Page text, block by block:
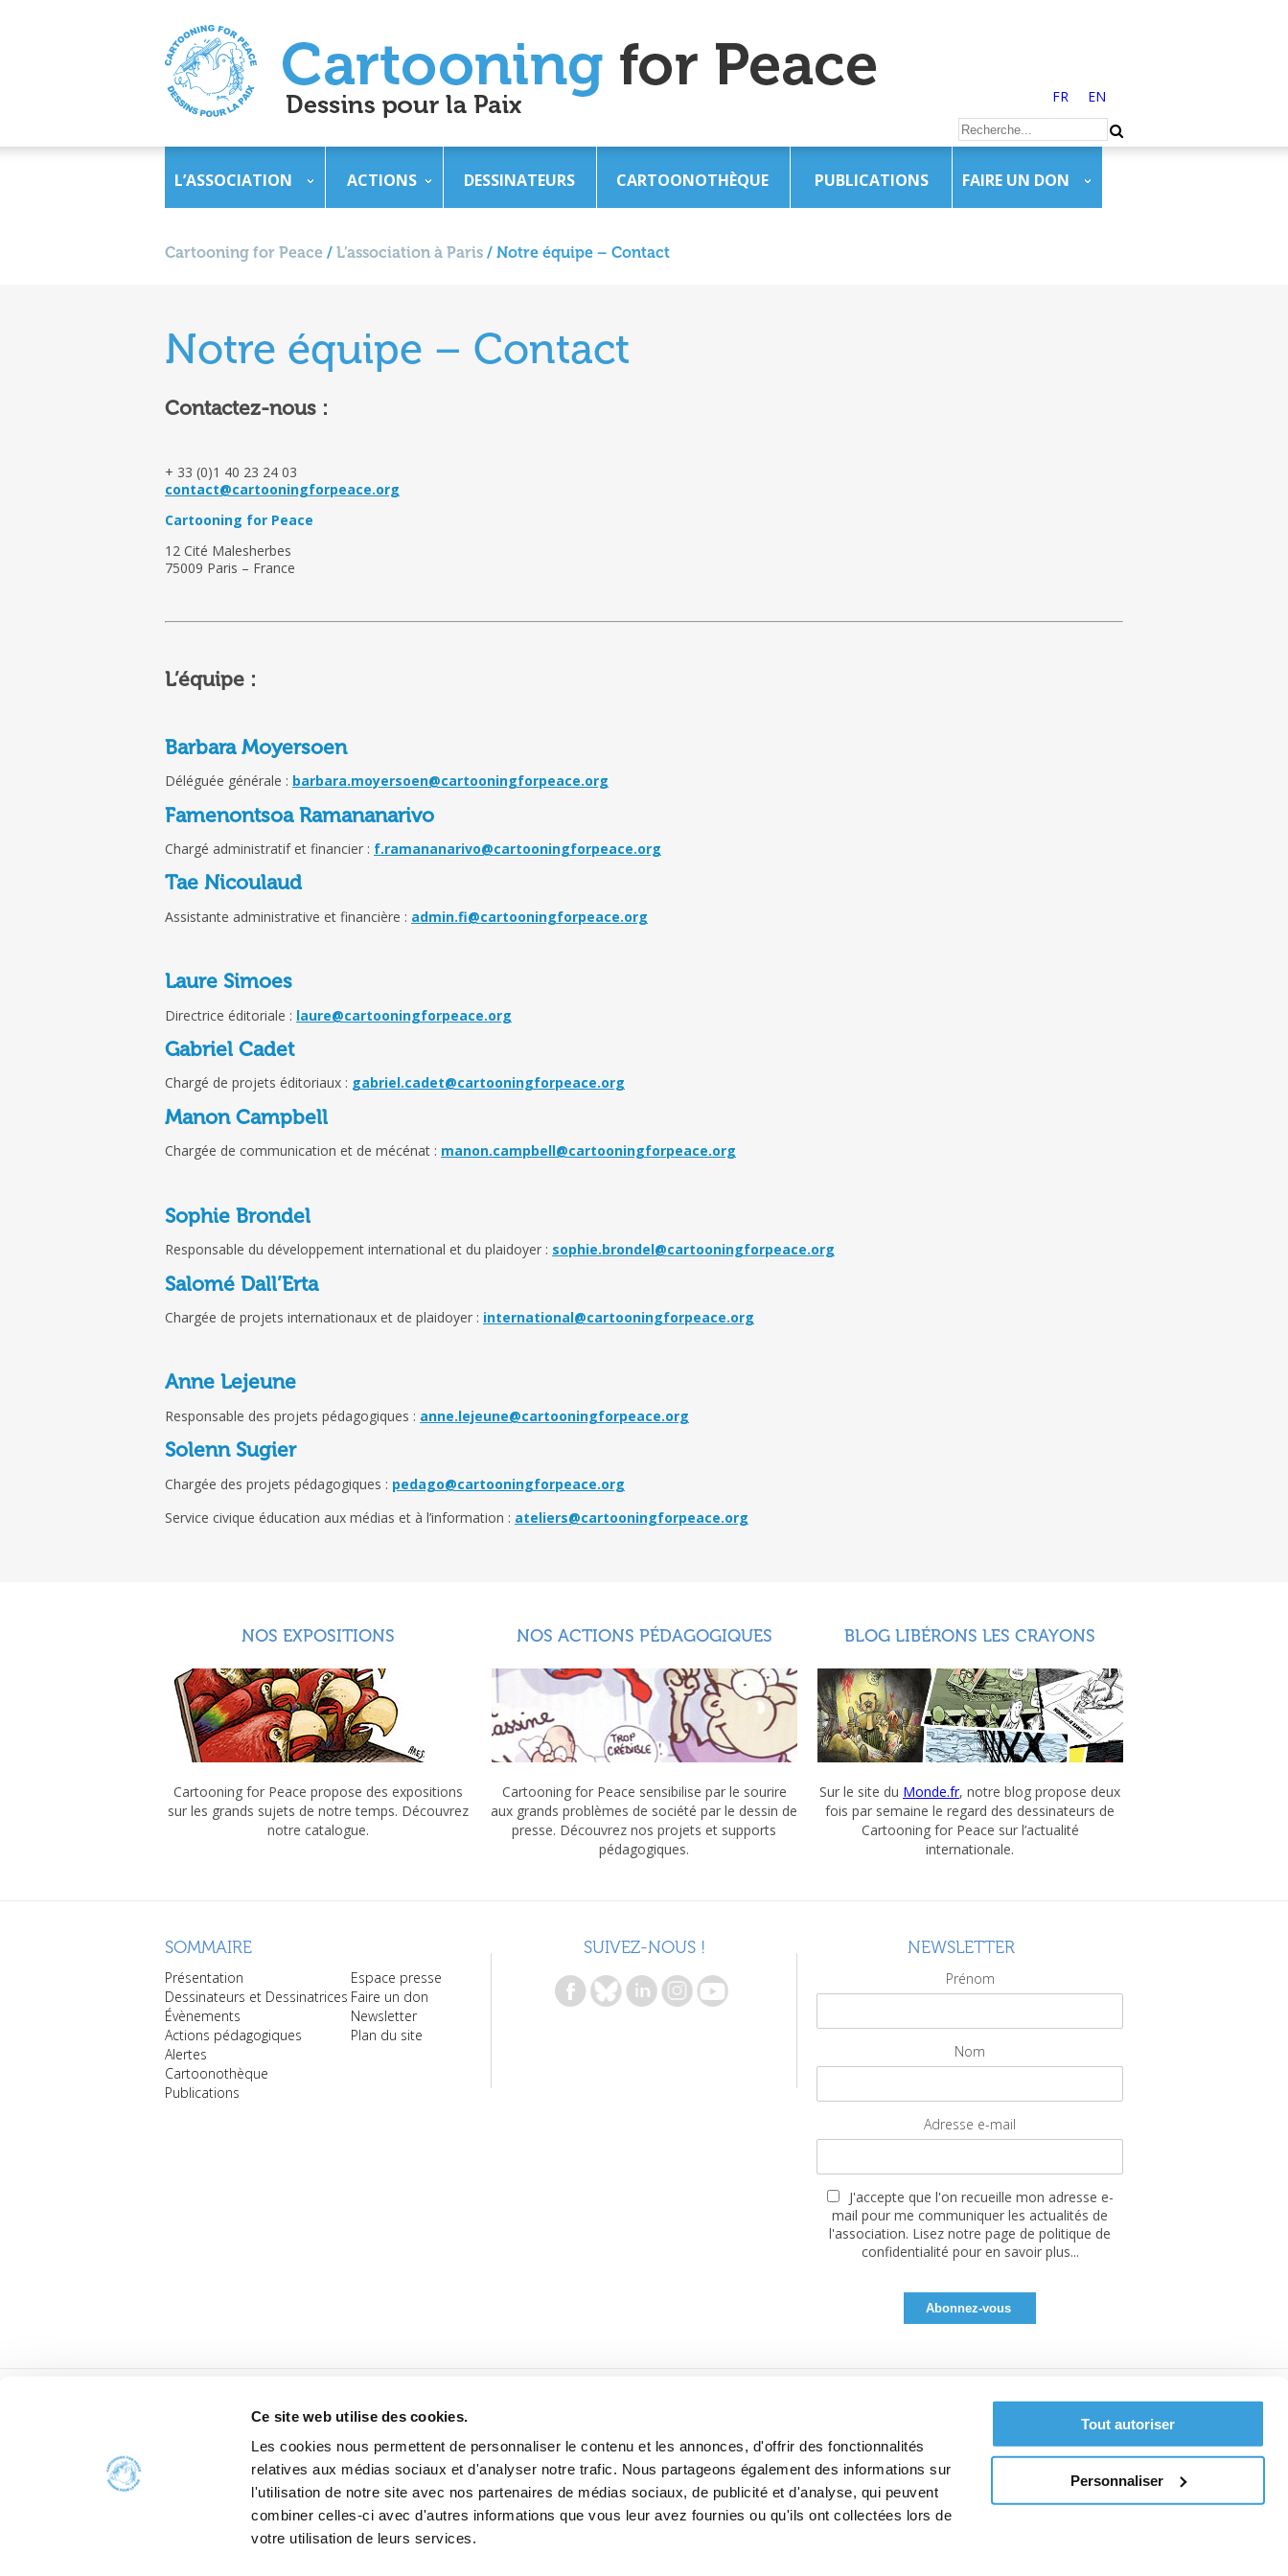
Ce site web utilise des cookies.
Les cookies nous permettent de personnaliser le contenu et les annonces, d'offrir des fonctionnalités
relatives aux médias sociaux et d'analyser notre trafic. Nous partageons également des informations sur
l'utilisation de notre site avec nos partenaires de médias sociaux, de publicité et d'analyse, qui peuvent
combiner celles-ci avec d'autres informations que vous leur avez fournies ou qu'ils ont collectées lors de
votre utilisation de leurs services.
Tout autoriser
Personnaliser
FR EN
L’ASSOCIATION ACTIONS DESSINATEURS CARTOONOTHÈQUE PUBLICATIONS FAIRE UN DON
Cartooning for Peace / L’association à Paris / Notre équipe – Contact
Notre équipe – Contact
Contactez-nous :
+ 33 (0)1 40 23 24 03
contact@cartooningforpeace.org
Cartooning for Peace
12 Cité Malesherbes
75009 Paris – France
L’équipe :
Barbara Moyersoen
Déléguée générale : barbara.moyersoen@cartooningforpeace.org
Famenontsoa Ramananarivo
Chargé administratif et financier : f.ramananarivo@cartooningforpeace.org
Tae Nicoulaud
Assistante administrative et financière : admin.fi@cartooningforpeace.org
Laure Simoes
Directrice éditoriale : laure@cartooningforpeace.org
Gabriel Cadet
Chargé de projets éditoriaux : gabriel.cadet@cartooningforpeace.org
Manon Campbell
Chargée de communication et de mécénat : manon.campbell@cartooningforpeace.org
Sophie Brondel
Responsable du développement international et du plaidoyer : sophie.brondel@cartooningforpeace.org
Salomé Dall’Erta
Chargée de projets internationaux et de plaidoyer : international@cartooningforpeace.org
Anne Lejeune
Responsable des projets pédagogiques : anne.lejeune@cartooningforpeace.org
Solenn Sugier
Chargée des projets pédagogiques : pedago@cartooningforpeace.org
Service civique éducation aux médias et à l’information : ateliers@cartooningforpeace.org
NOS EXPOSITIONS
Cartooning for Peace propose des expositions
sur les grands sujets de notre temps. Découvrez
notre catalogue.
NOS ACTIONS PÉDAGOGIQUES
Cartooning for Peace sensibilise par le sourire
aux grands problèmes de société par le dessin de
presse. Découvrez nos projets et supports
pédagogiques.
BLOG LIBÉRONS LES CRAYONS
Sur le site du Monde.fr, notre blog propose deux
fois par semaine le regard des dessinateurs de
Cartooning for Peace sur l’actualité
internationale.
SOMMAIRE
Présentation
Dessinateurs et Dessinatrices
Évènements
Actions pédagogiques
Alertes
Cartoonothèque
Publications
Espace presse
Faire un don
Newsletter
Plan du site
SUIVEZ-NOUS ! NEWSLETTER
Prénom
Nom
Adresse e-mail
J'accepte que l'on recueille mon adresse e-
mail pour me communiquer les actualités de
l'association. Lisez notre page de politique de
confidentialité pour en savoir plus...
Site réalisé avec le soutien de la MGEN, Mutuelle Santé Prévoyance